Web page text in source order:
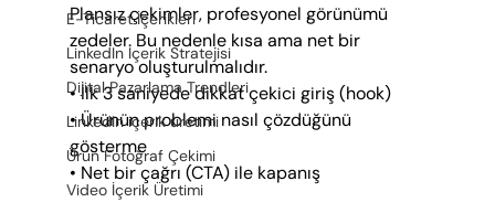
E-Ticaret İçerikleri
LinkedIn İçerik Stratejisi
Dijital Pazarlama Trendleri
LinkedIn içerik üretimi
Ürün Fotoğraf Çekimi
Video İçerik Üretimi
Plansız çekimler, profesyonel görünümü
zedeler. Bu nedenle kısa ama net bir
senaryo oluşturulmalıdır.
• İlk 3 saniyede dikkat çekici giriş (hook)
• Ürünün problemi nasıl çözdüğünü
gösterme
• Net bir çağrı (CTA) ile kapanış